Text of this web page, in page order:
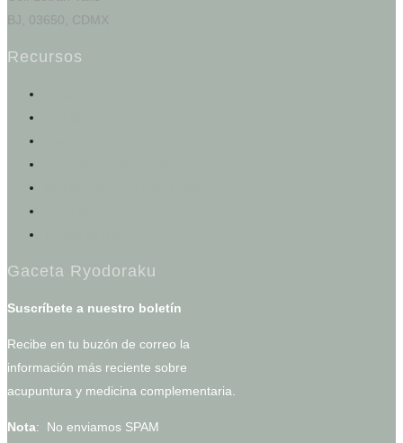
BJ, 03650, CDMX
Recursos
Gaceta Ryodoraku
Suscríbete a nuestro boletín
Recibe en tu buzón de correo la
información más reciente sobre
acupuntura y medicina complementaria.
Nota: No enviamos SPAM